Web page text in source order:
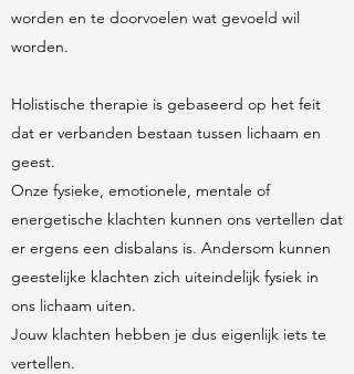
worden en te doorvoelen wat gevoeld wil
worden.
Holistische therapie is gebaseerd op het feit
dat er verbanden bestaan tussen lichaam en
geest.
Onze fysieke, emotionele, mentale of
energetische klachten kunnen ons vertellen dat
er ergens een disbalans is. Andersom kunnen
geestelijke klachten zich uiteindelijk fysiek in
ons lichaam uiten.
Jouw klachten hebben je dus eigenlijk iets te
vertellen.